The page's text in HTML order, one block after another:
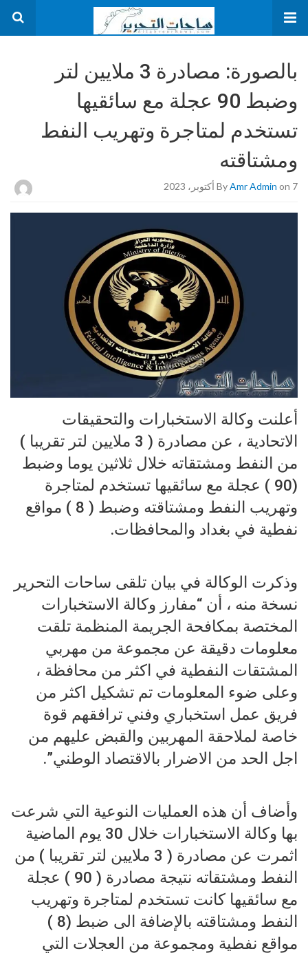
بالصورة: مصادرة 3 ملايين لتر
وضبط 90 عجلة مع سائقيها
تستخدم لمتاجرة وتهريب النفط
ومشتاقته
ByAmr Admin on 7 أكتوبر، 2023
أعلنت وكالة الاستخبارات والتحقيقات
الاتحادية ، عن مصادرة ( 3 ملايين لتر تقريبا )
من النفط ومشتقاته خلال ثلاثين يوما وضبط
(90 ) عجلة مع سائقيها تستخدم لمتاجرة
وتهريب النفط ومشتاقته وضبط ( 8 ) مواقع
نفطية في بغداد والمحافظات.
وذكرت الوكالة في بيان تلقى ساحات التحرير
نسخة منه ، أن “مفارز وكالة الاستخبارات
المختصة بمكافحة الجريمة المنظمة تلقت
معلومات دقيقة عن مجموعة من مهربي
المشتقات النفطية في اكثر من محافظة ،
وعلى ضوء المعلومات تم تشكيل اكثر من
فريق عمل استخباري وفني ترافقهم قوة
خاصة لملاحقة المهربين والقبض عليهم من
اجل الحد من الاضرار بالاقتصاد الوطني”.
وأضاف أن هذه العمليات النوعية التي شرعت
بها وكالة الاستخبارات خلال 30 يوم الماضية
اثمرت عن مصادرة ( 3 ملايين لتر تقريبا ) من
النفط ومشتقاته نتيجة مصادرة ( 90 ) عجلة
مع سائقيها كانت تستخدم لمتاجرة وتهريب
النفط ومشتاقته بالإضافة الى ضبط (8 )
مواقع نفطية ومجموعة من العجلات التي